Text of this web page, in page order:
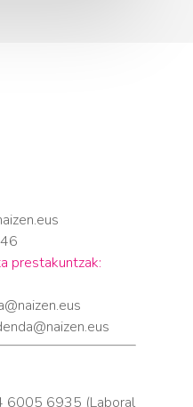
prestakuntzak:
6935 (Laboral